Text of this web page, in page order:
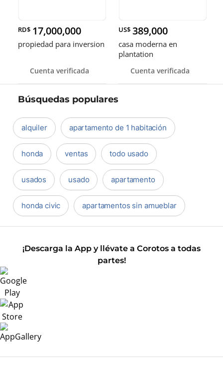
RD$ 17,000,000
propiedad para inversion
Cuenta verificada
US$ 389,000
casa moderna en
plantation
Cuenta verificada
Búsquedas populares
alquiler apartamento de 1 habitación
honda ventas todo usado
usados usado apartamento
honda civic apartamentos sin amueblar
¡Descarga la App y llévate a Corotos a todas
partes!